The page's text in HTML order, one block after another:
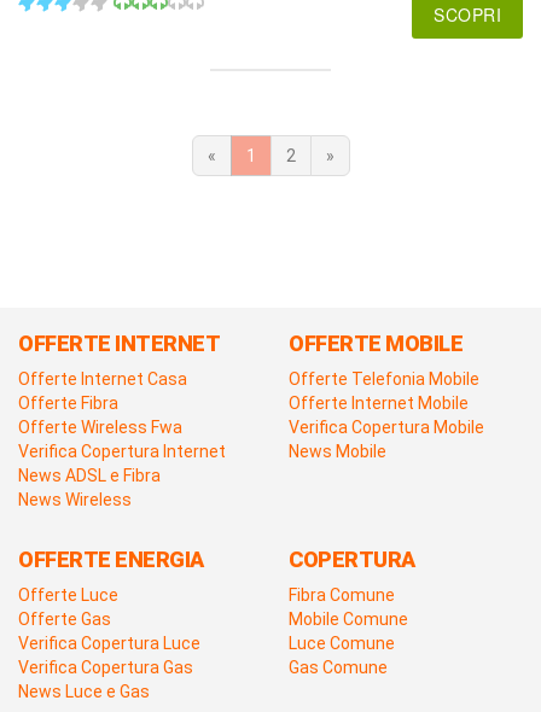
SCOPRI
« 1 2 »
OFFERTE INTERNET
Offerte Internet Casa
Offerte Fibra
Offerte Wireless Fwa
Verifica Copertura Internet
News ADSL e Fibra
News Wireless
OFFERTE MOBILE
Offerte Telefonia Mobile
Offerte Internet Mobile
Verifica Copertura Mobile
News Mobile
OFFERTE ENERGIA
Offerte Luce
Offerte Gas
Verifica Copertura Luce
Verifica Copertura Gas
News Luce e Gas
COPERTURA
Fibra Comune
Mobile Comune
Luce Comune
Gas Comune